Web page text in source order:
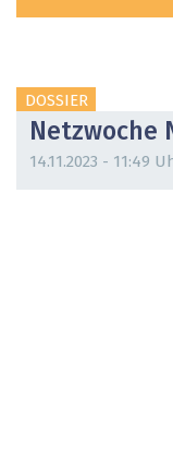
DOSSIER
Netzwoche
14.11.2023 - 11:49